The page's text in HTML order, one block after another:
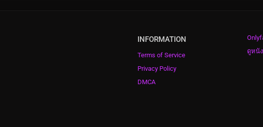
INFORMATION
Terms of Service
Privacy Policy
DMCA
ดูหนั